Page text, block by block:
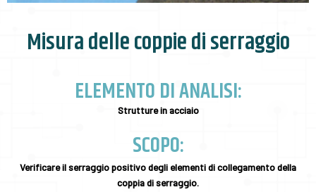
Misura delle coppie di serraggio
ELEMENTO DI ANALISI:
Strutture in acciaio
SCOPO:
Verificare il serraggio positivo degli elementi di collegamento della
coppia di serraggio.